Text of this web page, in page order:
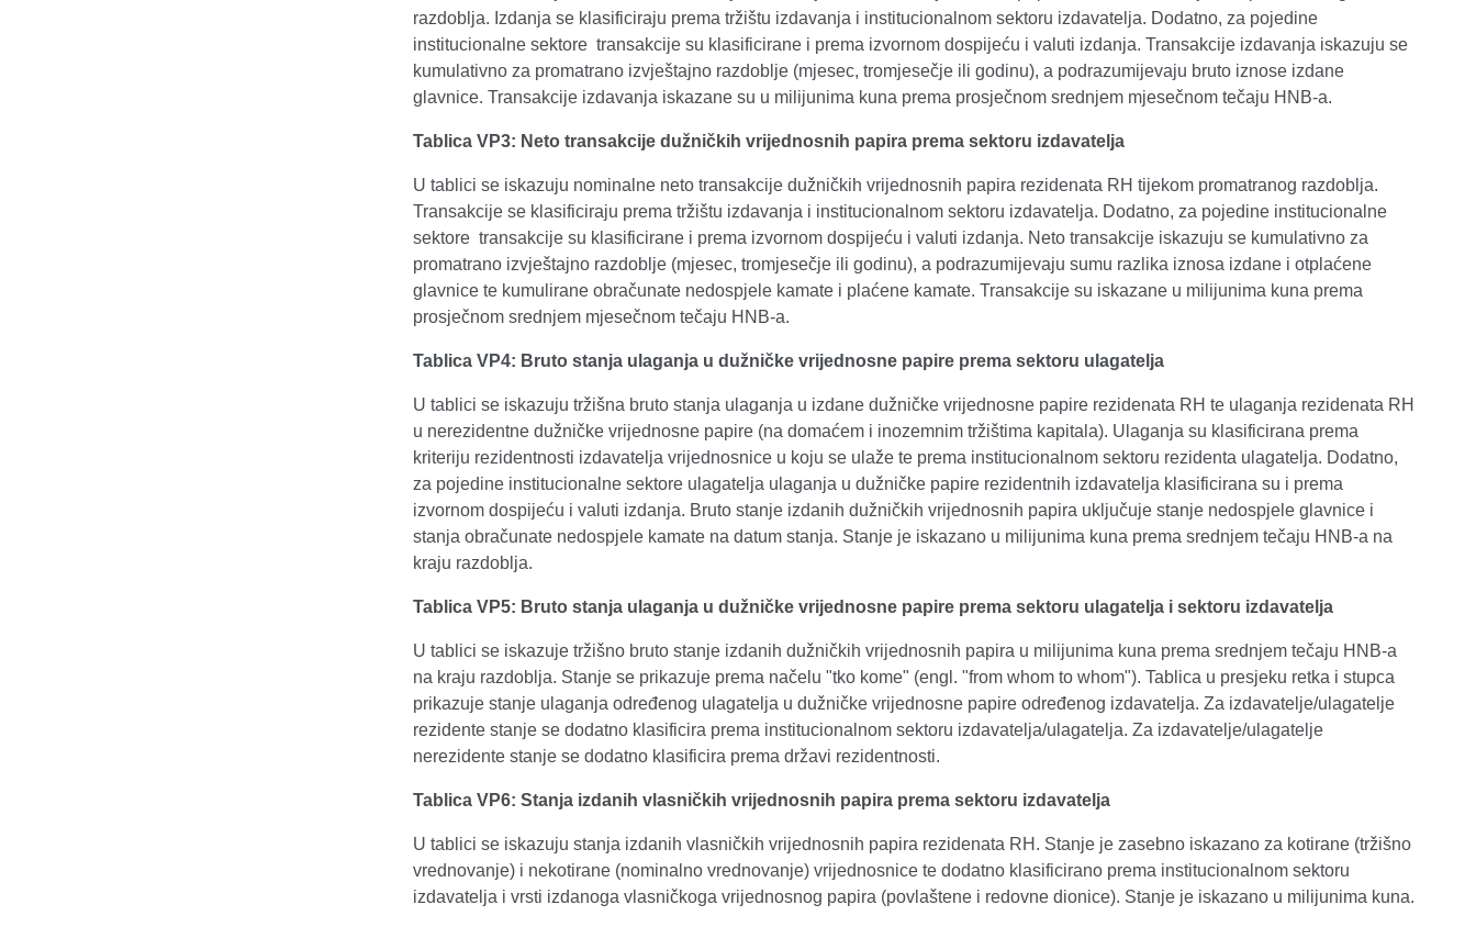
razdoblja. Izdanja se klasificiraju prema tržištu izdavanja i institucionalnom sektoru izdavatelja. Dodatno, za pojedine
institucionalne sektore transakcije su klasificirane i prema izvornom dospijeću i valuti izdanja. Transakcije izdavanja iskazuju se
kumulativno za promatrano izvještajno razdoblje (mjesec, tromjesečje ili godinu), a podrazumijevaju bruto iznose izdane
glavnice. Transakcije izdavanja iskazane su u milijunima kuna prema prosječnom srednjem mjesečnom tečaju HNB-a.
Tablica VP3: Neto transakcije dužničkih vrijednosnih papira prema sektoru izdavatelja
U tablici se iskazuju nominalne neto transakcije dužničkih vrijednosnih papira rezidenata RH tijekom promatranog razdoblja.
Transakcije se klasificiraju prema tržištu izdavanja i institucionalnom sektoru izdavatelja. Dodatno, za pojedine institucionalne
sektore transakcije su klasificirane i prema izvornom dospijeću i valuti izdanja. Neto transakcije iskazuju se kumulativno za
promatrano izvještajno razdoblje (mjesec, tromjesečje ili godinu), a podrazumijevaju sumu razlika iznosa izdane i otplaćene
glavnice te kumulirane obračunate nedospjele kamate i plaćene kamate. Transakcije su iskazane u milijunima kuna prema
prosječnom srednjem mjesečnom tečaju HNB-a.
Tablica VP4: Bruto stanja ulaganja u dužničke vrijednosne papire prema sektoru ulagatelja
U tablici se iskazuju tržišna bruto stanja ulaganja u izdane dužničke vrijednosne papire rezidenata RH te ulaganja rezidenata RH
u nerezidentne dužničke vrijednosne papire (na domaćem i inozemnim tržištima kapitala). Ulaganja su klasificirana prema
kriteriju rezidentnosti izdavatelja vrijednosnice u koju se ulaže te prema institucionalnom sektoru rezidenta ulagatelja. Dodatno,
za pojedine institucionalne sektore ulagatelja ulaganja u dužničke papire rezidentnih izdavatelja klasificirana su i prema
izvornom dospijeću i valuti izdanja. Bruto stanje izdanih dužničkih vrijednosnih papira uključuje stanje nedospjele glavnice i
stanja obračunate nedospjele kamate na datum stanja. Stanje je iskazano u milijunima kuna prema srednjem tečaju HNB-a na
kraju razdoblja.
Tablica VP5: Bruto stanja ulaganja u dužničke vrijednosne papire prema sektoru ulagatelja i sektoru izdavatelja
U tablici se iskazuje tržišno bruto stanje izdanih dužničkih vrijednosnih papira u milijunima kuna prema srednjem tečaju HNB-a
na kraju razdoblja. Stanje se prikazuje prema načelu "tko kome" (engl. "from whom to whom"). Tablica u presjeku retka i stupca
prikazuje stanje ulaganja određenog ulagatelja u dužničke vrijednosne papire određenog izdavatelja. Za izdavatelje/ulagatelje
rezidente stanje se dodatno klasificira prema institucionalnom sektoru izdavatelja/ulagatelja. Za izdavatelje/ulagatelje
nerezidente stanje se dodatno klasificira prema državi rezidentnosti.
Tablica VP6: Stanja izdanih vlasničkih vrijednosnih papira prema sektoru izdavatelja
U tablici se iskazuju stanja izdanih vlasničkih vrijednosnih papira rezidenata RH. Stanje je zasebno iskazano za kotirane (tržišno
vrednovanje) i nekotirane (nominalno vrednovanje) vrijednosnice te dodatno klasificirano prema institucionalnom sektoru
izdavatelja i vrsti izdanoga vlasničkoga vrijednosnog papira (povlaštene i redovne dionice). Stanje je iskazano u milijunima kuna.